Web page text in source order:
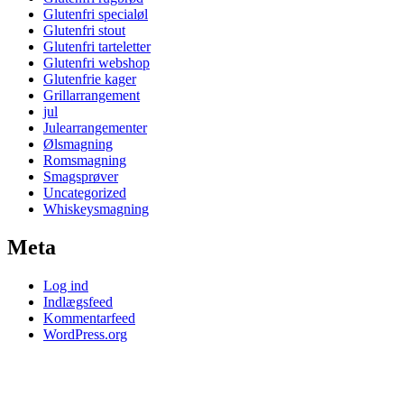
Glutenfri specialøl
Glutenfri stout
Glutenfri tarteletter
Glutenfri webshop
Glutenfrie kager
Grillarrangement
jul
Julearrangementer
Ølsmagning
Romsmagning
Smagsprøver
Uncategorized
Whiskeysmagning
Meta
Log ind
Indlægsfeed
Kommentarfeed
WordPress.org